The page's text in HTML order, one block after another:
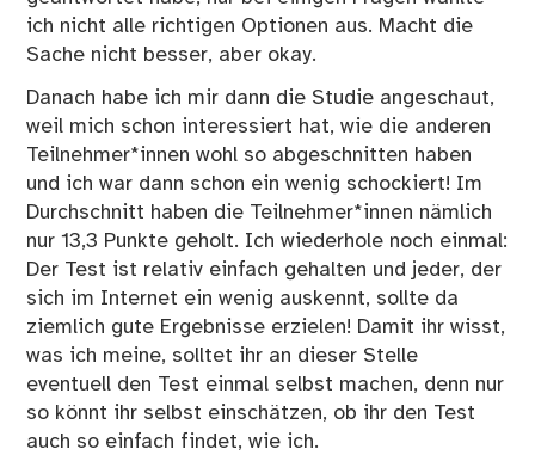
ich nicht alle richtigen Optionen aus. Macht die
Sache nicht besser, aber okay.
Danach habe ich mir dann die Studie angeschaut,
weil mich schon interessiert hat, wie die anderen
Teilnehmer*innen wohl so abgeschnitten haben
und ich war dann schon ein wenig schockiert! Im
Durchschnitt haben die Teilnehmer*innen nämlich
nur 13,3 Punkte geholt. Ich wiederhole noch einmal:
Der Test ist relativ einfach gehalten und jeder, der
sich im Internet ein wenig auskennt, sollte da
ziemlich gute Ergebnisse erzielen! Damit ihr wisst,
was ich meine, solltet ihr an dieser Stelle
eventuell den Test einmal selbst machen, denn nur
so könnt ihr selbst einschätzen, ob ihr den Test
auch so einfach findet, wie ich.